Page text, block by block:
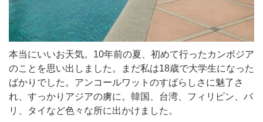
本当にいいお天気。10年前の夏、初めて行ったカンボジア
のことを思い出しました。まだ私は18歳で大学生になった
ばかりでした。アンコールワットのすばらしさに魅了さ
れ、すっかりアジアの虜に。韓国、台湾、フィリピン、バ
リ、タイなど色々な所に出かけました。